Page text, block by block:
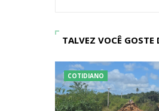
TALVEZ VOCÊ GOSTE
COTIDIANO